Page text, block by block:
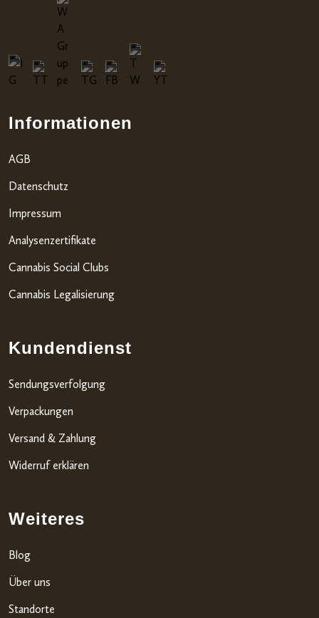
Informationen
AGB
Datenschutz
Impressum
Analysenzertifikate
Cannabis Social Clubs
Cannabis Legalisierung
Kundendienst
Sendungsverfolgung
Verpackungen
Versand & Zahlung
Widerruf erklären
Weiteres
Blog
Über uns
Standorte